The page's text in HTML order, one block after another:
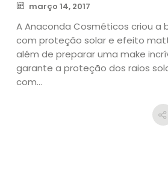
março 14, 2017
A Anaconda Cosméticos criou a
com proteção solar e efeito
além de preparar uma make
garante a proteção dos raios
com...